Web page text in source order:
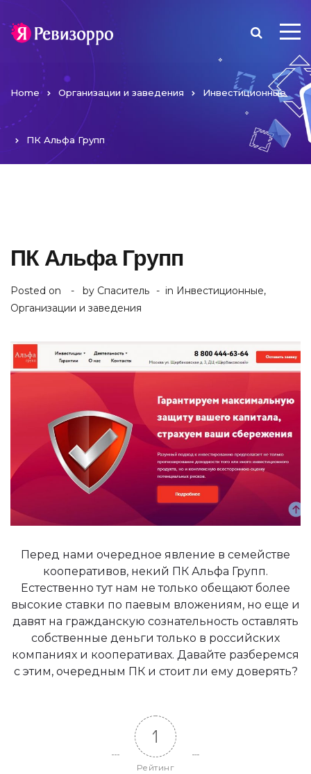
Home Организации и заведения Инвестиционные
ПК Альфа Групп
ПК Альфа Групп
Posted on by Спаситель in Инвестиционные,
Организации и заведения
Перед нами очередное явление в семействе
кооперативов, некий ПК Альфа Групп.
Естественно тут нам не только обещают более
высокие ставки по паевым вложениям, но еще и
давят на гражданскую сознательность оставлять
собственные деньги только в российских
компаниях и кооперативах. Давайте разберемся
с этим, очередным ПК и стоит ли ему доверять?
1
Рейтинг